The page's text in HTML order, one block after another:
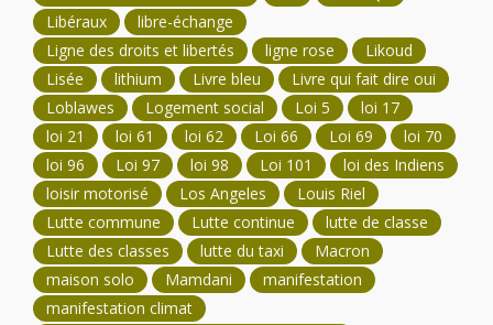
Libéraux
libre-échange
Ligne des droits et libertés
ligne rose
Likoud
Lisée
lithium Livre bleu
Livre qui fait dire oui
Loblawes
Logement social Loi 5
loi 17
loi 21
loi 61 loi 62 Loi 66 Loi 69
loi 70
loi 96
Loi 97 loi 98 Loi 101
loi des Indiens
loisir motorisé
Los Angeles
Louis Riel
Lutte commune
Lutte continue
lutte de classe
Lutte des classes
lutte du taxi
Macron
maison solo
Mamdani
manifestation
manifestation climat